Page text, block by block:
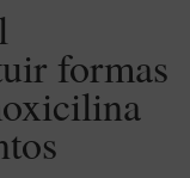
formas